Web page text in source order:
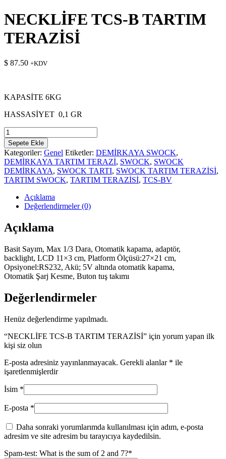
NECKLİFE TCS-B TARTIM
TERAZİSİ
$ 87.50 +KDV
KAPASİTE 6KG
HASSASİYET 0,1 GR
NECKLİFE
TCS-
B
TARTIM
TERAZİSİ
adet
Sepete Ekle
Kategoriler: Genel Etiketler: DEMİRKAYA SWOCK,
DEMİRKAYA TARTIM TERAZİ, SWOCK, SWOCK
DEMİRKAYA, SWOCK TARTI, SWOCK TARTIM TERAZİSİ,
TARTIM SWOCK, TARTIM TERAZİSİ, TCS-BV
Açıklama
Değerlendirmeler (0)
Açıklama
Basit Sayım, Max 1/3 Dara, Otomatik kapama, adaptör,
backlight, LCD 11×3 cm, Platform Ölçüsü:27×21 cm,
Opsiyonel:RS232, Akü; 5V altında otomatik kapama,
Otomatik Şarj Kesme, Buton tuş takımı
Değerlendirmeler
Henüz değerlendirme yapılmadı.
“NECKLİFE TCS-B TARTIM TERAZİSİ” için yorum yapan ilk
kişi siz olun
E-posta adresiniz yayınlanmayacak. Gerekli alanlar * ile
işaretlenmişlerdir
İsim *
E-posta *
Daha sonraki yorumlarımda kullanılması için adım, e-posta
adresim ve site adresim bu tarayıcıya kaydedilsin.
Spam-test: What is the sum of 2 and 7?*